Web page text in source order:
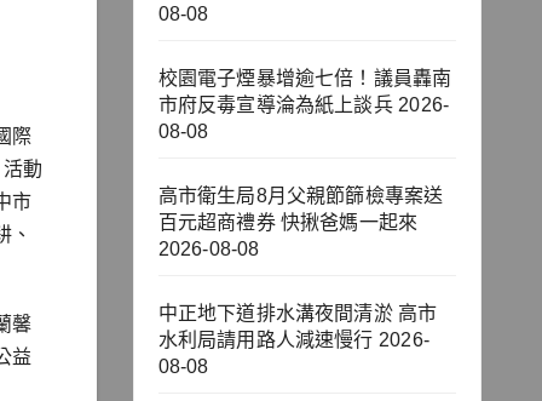
際
動
市
、
馨
益
08-08
校園電子煙暴增逾七倍！議員轟南
市府反毒宣導淪為紙上談兵 2026-
08-08
高市衛生局8月父親節篩檢專案送
百元超商禮券 快揪爸媽一起來
2026-08-08
中正地下道排水溝夜間清淤 高市
水利局請用路人減速慢行 2026-
08-08